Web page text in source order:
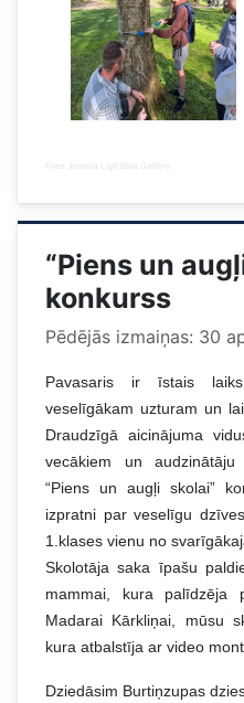
Free Joomla Lightbox Gallery
“Piens un
konkurss
Pēdējās izmaiņas: 30
Pavasaris ir īstais
veselīgākam uzturam un
Draudzīgā aicinājuma
vecākiem un
“Piens un augļi skolai”
izpratni par veselīgu
1.klases vienu no
Skolotāja saka īpašu
mammai, kura palīdzēja
Madarai Kārkliņai, mūsu
kura atbalstīja ar video
Dziedāsim Burtiņzupas